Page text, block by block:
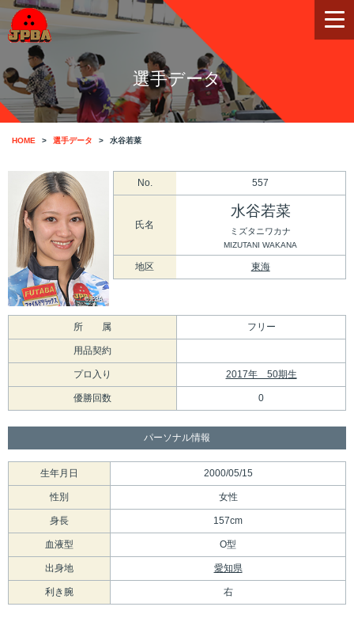
選手データ
HOME 選手データ 水谷若菜
No. 557
氏名
水谷若菜
ミズタニワカナ
MIZUTANI WAKANA
地区 東海
所 属 フリー
用品契約
プロ入り 2017年 50期生
優勝回数 0
パーソナル情報
生年月日 2000/05/15
性別 女性
身長 157cm
血液型 O型
出身地 愛知県
利き腕 右